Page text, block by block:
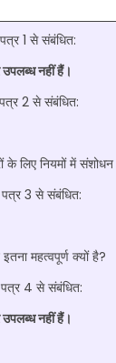
1 से संबंधित:
नहीं हैं।
2 से संबंधित:
के लिए नियमों में
3 से संबंधित:
महत्वपूर्ण क्यों है?
4 से संबंधित:
नहीं हैं।